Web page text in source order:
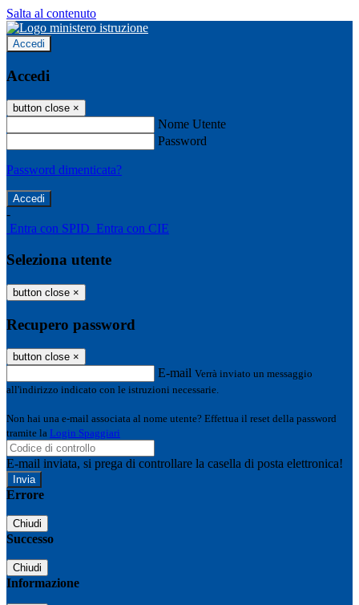
Salta al contenuto
Accedi
Accedi
button close ×
Nome Utente
Password
Password dimenticata?
-
Entra con SPID Entra con CIE
Seleziona utente
button close ×
Recupero password
button close ×
E-mail Verrà inviato un messaggio
all'indirizzo indicato con le istruzioni necessarie.
Non hai una e-mail associata al nome utente? Effettua il reset della password
tramite la Login Spaggiari
E-mail inviata, si prega di controllare la casella di posta elettronica!
Errore
Chiudi
Successo
Chiudi
Informazione